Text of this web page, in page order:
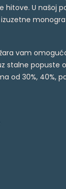
hitove. U našoj
vam
stalne popuste
od 30%, 40%,